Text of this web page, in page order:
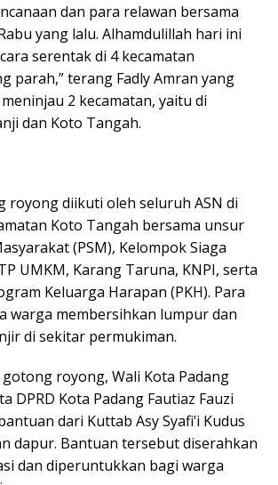
dan para relawan bersama
yang lalu. Alhamdulillah hari ini
serentak di 4 kecamatan
parah,” terang Fadly Amran yang
2 kecamatan, yaitu di
dan Koto Tangah.
royong diikuti oleh seluruh ASN di
Koto Tangah bersama unsur
(PSM), Kelompok Siaga
UMKM, Karang Taruna, KNPI, serta
Keluarga Harapan (PKH). Para
warga membersihkan lumpur dan
di sekitar permukiman.
royong, Wali Kota Padang
DPRD Kota Padang Fautiaz Fauzi
dari Kuttab Asy Syafi’i Kudus
dapur. Bantuan tersebut diserahkan
dan diperuntukkan bagi warga